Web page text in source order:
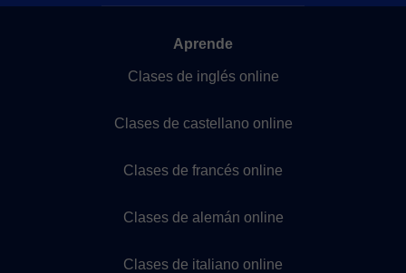
Aprende
Clases de inglés online
Clases de castellano online
Clases de francés online
Clases de alemán online
Clases de italiano online